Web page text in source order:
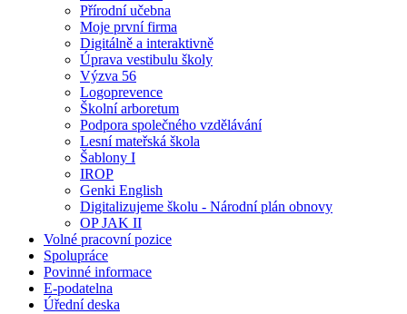
Přírodní učebna
Moje první firma
Digitálně a interaktivně
Úprava vestibulu školy
Výzva 56
Logoprevence
Školní arboretum
Podpora společného vzdělávání
Lesní mateřská škola
Šablony I
IROP
Genki English
Digitalizujeme školu - Národní plán obnovy
OP JAK II
Volné pracovní pozice
Spolupráce
Povinné informace
E-podatelna
Úřední deska